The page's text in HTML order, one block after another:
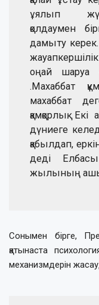
ұялып
қолдаумен
дамыту
оңай шаруа
.Махаббат
махаббат
қамқорлық.
дүниеге
қабылдап,
деді
жылының
Сонымен бірге,
қатынаста
механизмдерін